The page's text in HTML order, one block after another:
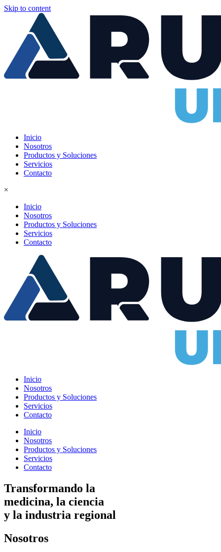
Skip to content
Inicio
Nosotros
Productos y Soluciones
Servicios
Contacto
×
Inicio
Nosotros
Productos y Soluciones
Servicios
Contacto
Inicio
Nosotros
Productos y Soluciones
Servicios
Contacto
Inicio
Nosotros
Productos y Soluciones
Servicios
Contacto
Transformando la
medicina, la ciencia
y la industria regional
Nosotros